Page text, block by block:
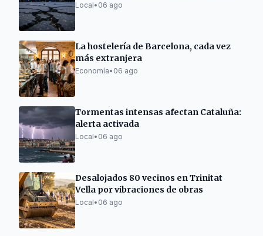
Local• 06 ago
La hostelería de Barcelona, cada vez
más extranjera
Economía• 06 ago
Tormentas intensas afectan Cataluña:
alerta activada
Local• 06 ago
Desalojados 80 vecinos en Trinitat
Vella por vibraciones de obras
Local• 06 ago